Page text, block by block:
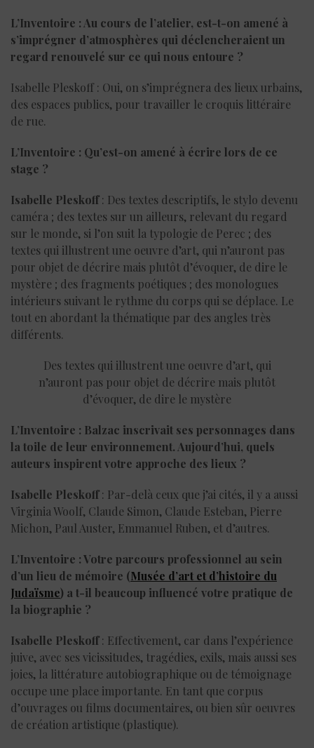
L’Inventoire : Au cours de l’atelier, est-t-on amené à
s’imprégner d’atmosphères qui déclencheraient un
regard renouvelé sur ce qui nous entoure ?
Isabelle Pleskoff : Oui, on s’imprégnera des lieux urbains,
des espaces publics, pour travailler le croquis littéraire
de rue.
L’Inventoire : Qu’est-on amené à écrire lors de ce
stage ?
Isabelle Pleskoff: Des textes descriptifs, le stylo devenu
caméra ; des textes sur un ailleurs, relevant du regard
sur le monde, si l’on suit la typologie de Perec ; des
textes qui illustrent une oeuvre d’art, qui n’auront pas
pour objet de décrire mais plutôt d’évoquer, de dire le
mystère ; des fragments poétiques ; des monologues
intérieurs suivant le rythme du corps qui se déplace. Le
tout en abordant la thématique par des angles très
différents.
Des textes qui illustrent une oeuvre d’art, qui
n’auront pas pour objet de décrire mais plutôt
d’évoquer, de dire le mystère
L’Inventoire : Balzac inscrivait ses personnages dans
la toile de leur environnement. Aujourd’hui, quels
auteurs inspirent votre approche des lieux ?
Isabelle Pleskoff: Par-delà ceux que j’ai cités, il y a aussi
Virginia Woolf, Claude Simon, Claude Esteban, Pierre
Michon, Paul Auster, Emmanuel Ruben, et d’autres.
L’Inventoire : Votre parcours professionnel au sein
d’un lieu de mémoire (Musée d’art et d’histoire du
Judaïsme) a t-il beaucoup influencé votre pratique de
la biographie ?
Isabelle Pleskoff: Effectivement, car dans l’expérience
juive, avec ses vicissitudes, tragédies, exils, mais aussi ses
joies, la littérature autobiographique ou de témoignage
occupe une place importante. En tant que corpus
d’ouvrages ou films documentaires, ou bien sûr oeuvres
de création artistique (plastique).